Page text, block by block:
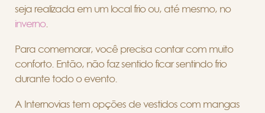
seja realizada em um local frio ou, até mesmo, no
inverno.
Para comemorar, você precisa contar com muito
conforto. Então, não faz sentido ficar sentindo frio
durante todo o evento.
A Internovias tem opções de vestidos com mangas